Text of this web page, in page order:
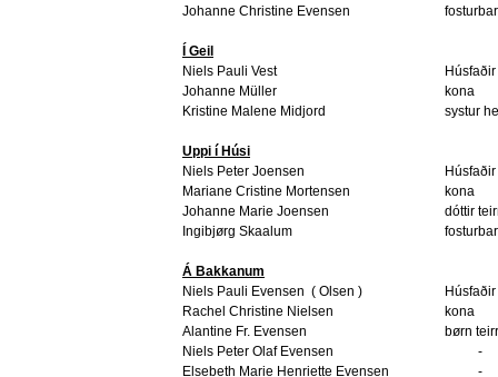
Johanne Christine Evensen
Í Geil
Niels Pauli Vest
Húsfaðir
Johanne Müller
kona
Kristine Malene Midjord
systur
Uppi í Húsi
Niels Peter Joensen
Húsfaðir
Mariane Cristine Mortensen
kona
Johanne Marie Joensen
dóttir
Ingibjørg Skaalum
Á Bakkanum
Niels Pauli Evensen ( Olsen )
Húsfaðir
Rachel Christine Nielsen
kona
Alantine Fr. Evensen
børn
Niels Peter Olaf Evensen
-
Elsebeth Marie Henriette Evensen
-